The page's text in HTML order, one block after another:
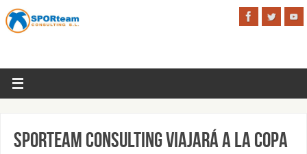
SPORteam Consulting viajará a la Copa